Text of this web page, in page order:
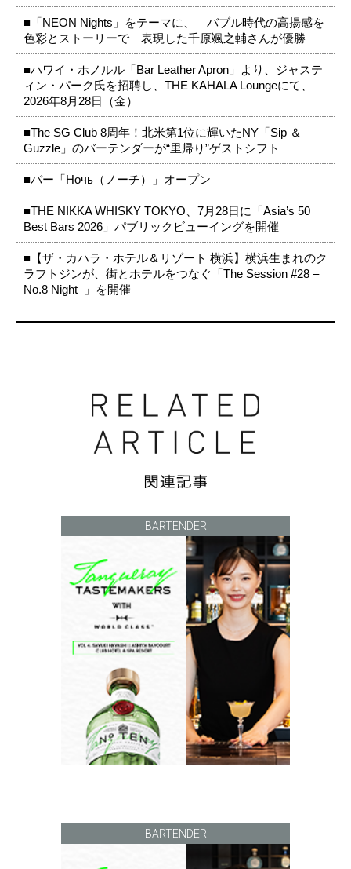
■「NEON Nights」をテーマに、 バブル時代の高揚感を
色彩とストーリーで 表現した千原颯之輔さんが優勝
■ハワイ・ホノルル「Bar Leather Apron」より、ジャステ
ィン・パーク氏を招聘し、THE KAHALA Loungeにて、
2026年8月28日（金）
■The SG Club 8周年！北米第1位に輝いたNY「Sip ＆
Guzzle」のバーテンダーが“里帰り”ゲストシフト
■バー「Ночь（ノーチ）」オープン
■THE NIKKA WHISKY TOKYO、7月28日に「Asia’s 50
Best Bars 2026」パブリックビューイングを開催
■【ザ・カハラ・ホテル＆リゾート 横浜】横浜生まれのク
ラフトジンが、街とホテルをつなぐ「The Session #28 –
No.8 Night–」を開催
BARTENDER
BARTENDER